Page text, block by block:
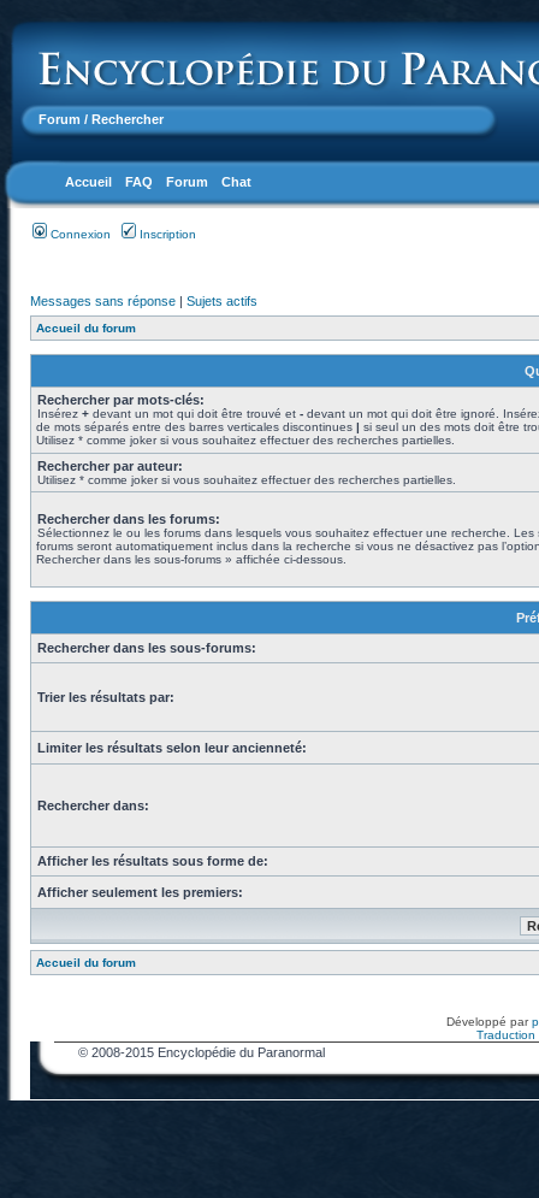
Forum / Rechercher
Accueil FAQ Forum Chat
Connexion Inscription
Messages sans réponse | Sujets actifs
Accueil du forum
Rechercher par mots-clés:
Insérez + devant un mot qui doit être trouvé et - devant un mot qui doit être ignoré.
de mots séparés entre des barres verticales discontinues | si seul un des mots doit être
Utilisez * comme joker si vous souhaitez effectuer des recherches partielles.
Rechercher par auteur:
Utilisez * comme joker si vous souhaitez effectuer des recherches partielles.
Rechercher dans les forums:
Sélectionnez le ou les forums dans lesquels vous souhaitez effectuer une recherche. Les
forums seront automatiquement inclus dans la recherche si vous ne désactivez pas
Rechercher dans les sous-forums » affichée ci-dessous.
Rechercher dans les sous-forums:
Trier les résultats par:
Limiter les résultats selon leur ancienneté:
Rechercher dans:
Afficher les résultats sous forme de:
Afficher seulement les premiers:
Accueil du forum
Développé par
Traduction
© 2008-2015 Encyclopédie du Paranormal